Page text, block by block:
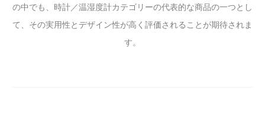
の中でも、時計／温湿度計カテゴリーの代表的な商品の一つとし
て、その実用性とデザイン性が高く評価されることが期待されま
す。